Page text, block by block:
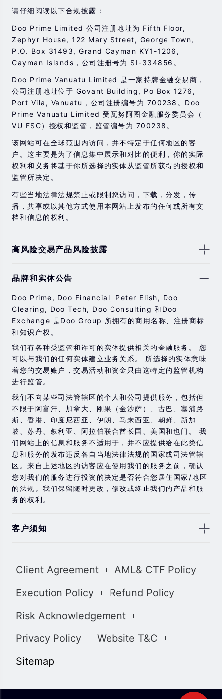
请仔细阅读以下合规披露：
Doo Prime Limited 公司注册地址为 Fifth Floor,
Zephyr House, 122 Mary Street, George Town,
P.O. Box 31493, Grand Cayman KY1-1206,
Cayman Islands，公司注册号为 SI-334856。
Doo Prime Vanuatu Limited 是一家持牌金融交易商，
公司注册地址位于 Govant Building, Po Box 1276,
Port Vila, Vanuatu , 公司注册编号为 700238。Doo
Prime Vanuatu Limited 受瓦努阿图金融服务委员会（
VU FSC）授权和监管，监管编号为 700238。
该网站可在全球范围内访问，并不特定于任何地区的客
户。这主要是为了信息集中展示和对比的便利，你的实际
权利和义务将基于你所选择的实体从监管所获得的授权和
监管所决定。
有些当地法律法规禁止或限制您访问，下载，分发，传
播，共享或以其他方式使用本网站上发布的任何或所有文
档和信息的权利。
高风险交易产品风险披露
券，期货，差价合约和其他金融产品交易涉及高风险，可
过去的投资表现并不代表其未来的表现。
在与我们进行任何交易之前，请确保您完全了解使用相应
金融工具进行交易的风险。 如果您不了解此处说明的风
险，则应寻求独立的专业建议。
品牌和实体公告
Doo Prime, Doo Financial, Peter Elish, Doo
Clearing, Doo Tech, Doo Consulting 和Doo
Exchange 是Doo Group 所拥有的商用名称、注册商标
和知识产权。
我们有各种受监管和许可的实体提供相关的金融服务。 您
可以与我们的任何实体建立业务关系。 所选择的实体意味
着您的交易账户，交易活动和资金只由这特定的监管机构
进行监管。
我们不向某些司法管辖区的个人和公司提供服务，包括但
不限于阿富汗、加拿大、刚果（金沙萨）、古巴、塞浦路
斯、香港、印度尼西亚、伊朗、马来西亚、朝鲜、新加
坡、苏丹、叙利亚、阿拉伯联合酋长国、美国和也门。 我
们网站上的信息和服务不适用于，并不应提供给在此类信
息和服务的发布违反各自当地法律法规的国家或司法管辖
区。来自上述地区的访客应在使用我们的服务之前，确认
您对我们的服务进行投资的决定是否符合您居住国家/地区
的法规。我们保留随时更改，修改或终止我们的产品和服
务的权利。
客户须知
息，材料或第三方材料（“材料”）仅供参考。 该材料仅被
的投资建议和/或投资推荐。 尽管我们已尽一切合理的努力
和保证，如果所提供信息的任何不准确和不完整，我们也
损失或损害赔偿。 未经我们的同意，您只能将该材料用于
我们使用我们网站上的cookies来根据您的喜好自定义我
已经阅读并同意上述详细信息，并同意我们使用
Client Agreement
AML& CTF Policy
Execution Policy
Refund Policy
Risk Acknowledgement
Privacy Policy
Website T&C
Sitemap